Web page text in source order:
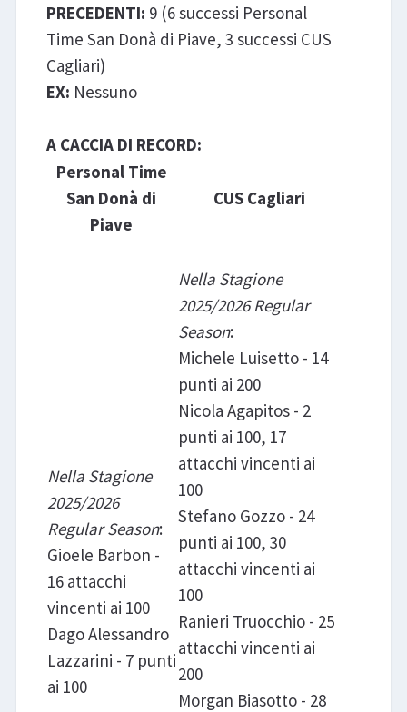
PRECEDENTI: 9 (6 successi Personal
Time San Donà di Piave, 3 successi CUS
Cagliari)
EX: Nessuno
A CACCIA DI RECORD:
Personal Time
San Donà di
Piave
CUS Cagliari
Nella Stagione
2025/2026
Regular Season:
Gioele Barbon -
16 attacchi
vincenti ai 100
Dago Alessandro
Lazzarini - 7 punti
ai 100
Nella Stagione
2025/2026 Regular
Season:
Michele Luisetto - 14
punti ai 200
Nicola Agapitos - 2
punti ai 100, 17
attacchi vincenti ai
100
Stefano Gozzo - 24
punti ai 100, 30
attacchi vincenti ai
100
Ranieri Truocchio - 25
attacchi vincenti ai
200
Morgan Biasotto - 28